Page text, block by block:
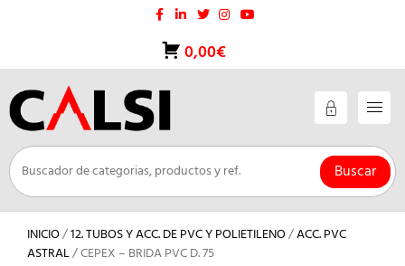
0,00€
Buscar
INICIO/12. TUBOS Y ACC. DE PVC Y POLIETILENO/ACC. PVC
ASTRAL/ CEPEX – BRIDA PVC D. 75